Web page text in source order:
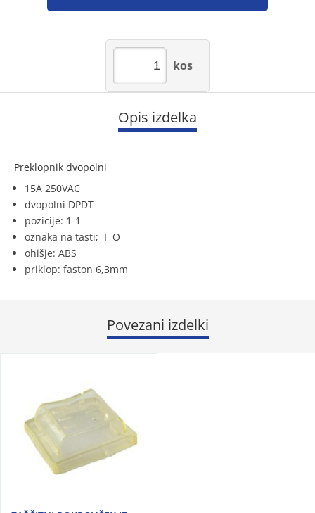
kos
Opis izdelka
Preklopnik dvopolni
15A 250VAC
dvopolni DPDT
pozicije: 1-1
oznaka na tasti; I O
ohišje: ABS
priklop: faston 6,3mm
Povezani izdelki